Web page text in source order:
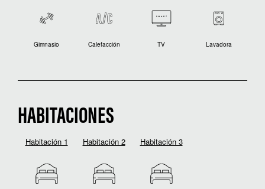
Gimnasio Calefacción TV Lavadora
HABITACIONES
Habitación 1 Habitación 2 Habitación 3